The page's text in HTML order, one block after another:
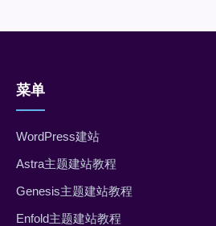
菜单
WordPress建站
Astra主题建站教程
Genesis主题建站教程
Enfold主题建站教程